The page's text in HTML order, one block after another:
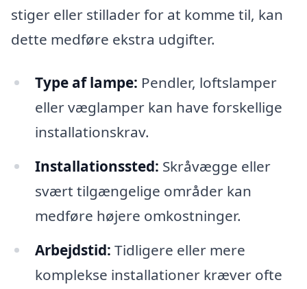
stiger eller stillader for at komme til, kan
dette medføre ekstra udgifter.
Type af lampe: Pendler, loftslamper
eller væglamper kan have forskellige
installationskrav.
Installationssted: Skråvægge eller
svært tilgængelige områder kan
medføre højere omkostninger.
Arbejdstid: Tidligere eller mere
komplekse installationer kræver ofte